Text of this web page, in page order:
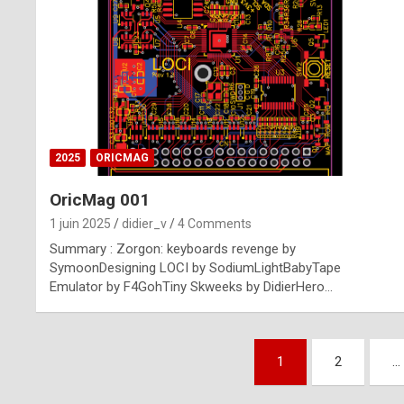
2025 ORICMAG
OricMag 001
1 juin 2025 didier_v 4 Comments
Summary : Zorgon: keyboards revenge by
SymoonDesigning LOCI by SodiumLightBabyTape
Emulator by F4GohTiny Skweeks by DidierHero…
1 2 …